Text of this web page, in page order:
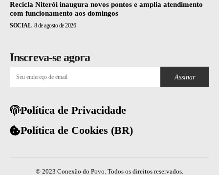
Recicla Niterói inaugura novos pontos e amplia atendimento
com funcionamento aos domingos
SOCIAL 8 de agosto de 2026
Inscreva-se agora
Assinar
Política de Privacidade
Política de Cookies (BR)
© 2023 Conexão do Povo. Todos os direitos reservados.